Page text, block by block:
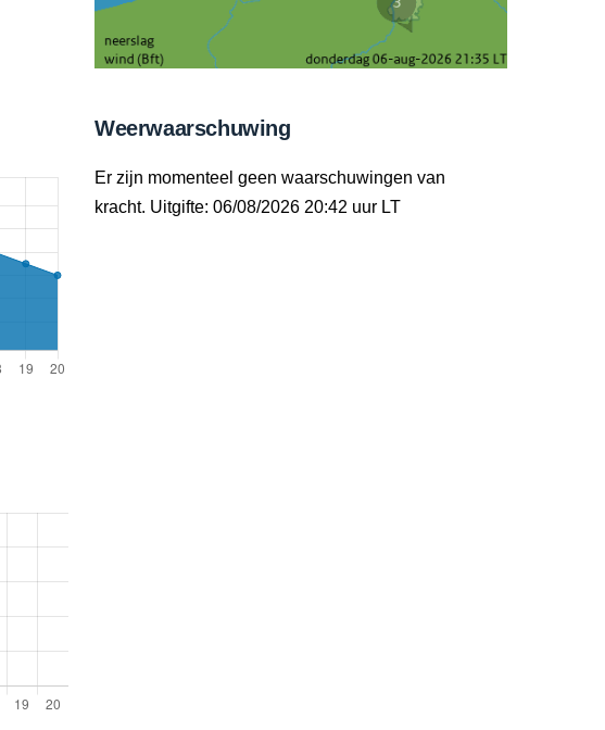
Weerwaarschuwing
Er zijn momenteel geen waarschuwingen van
kracht. Uitgifte: 06/08/2026 20:42 uur LT